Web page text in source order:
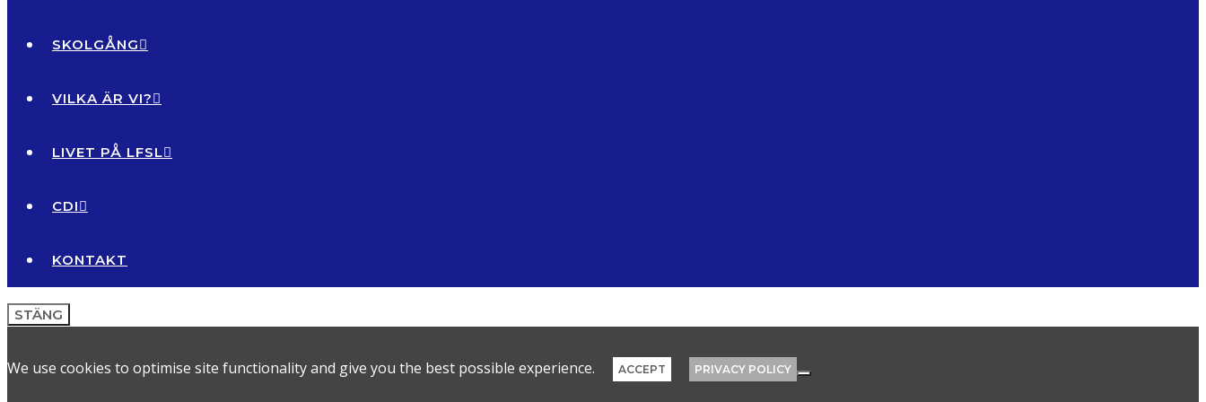
SKOLGÅNG
VILKA ÄR VI?
LIVET PÅ LFSL
CDI
KONTAKT
STÄNG
We use cookies to optimise site functionality and give you the best possible experience. ACCEPT PRIVACY POLICY